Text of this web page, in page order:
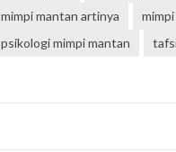
mimpi mantan artinya
psikologi mimpi mantan